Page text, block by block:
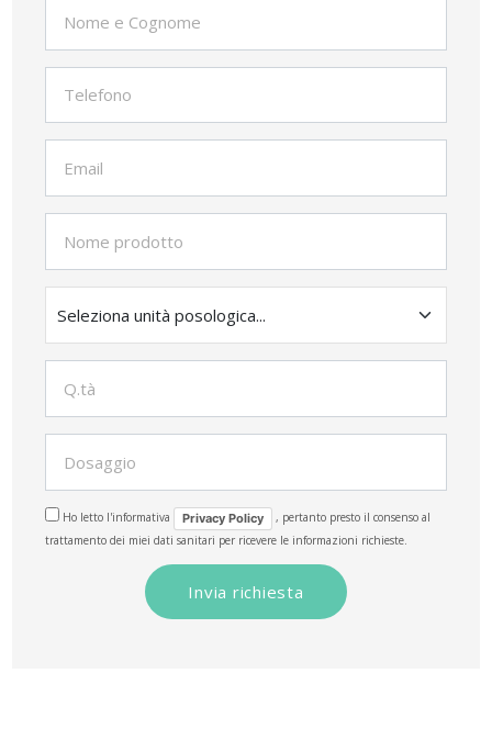
Ho letto l'informativa Privacy Policy
, pertanto presto il consenso al
trattamento dei miei dati sanitari per ricevere le informazioni richieste.